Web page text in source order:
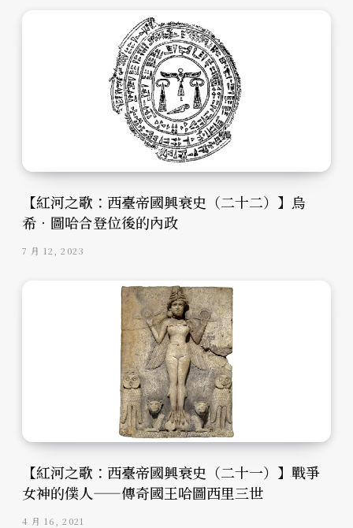
【紅河之歌：西臺帝國興衰史（二十二）】烏
希．圖哈合登位後的內政
7 月 12, 2023
【紅河之歌：西臺帝國興衰史（二十一）】戰爭
女神的僕人——傳奇國王哈圖西里三世
4 月 16, 2021